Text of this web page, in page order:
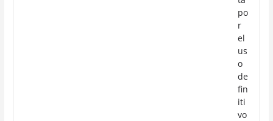
po
r
el
us
o
de
fin
iti
vo